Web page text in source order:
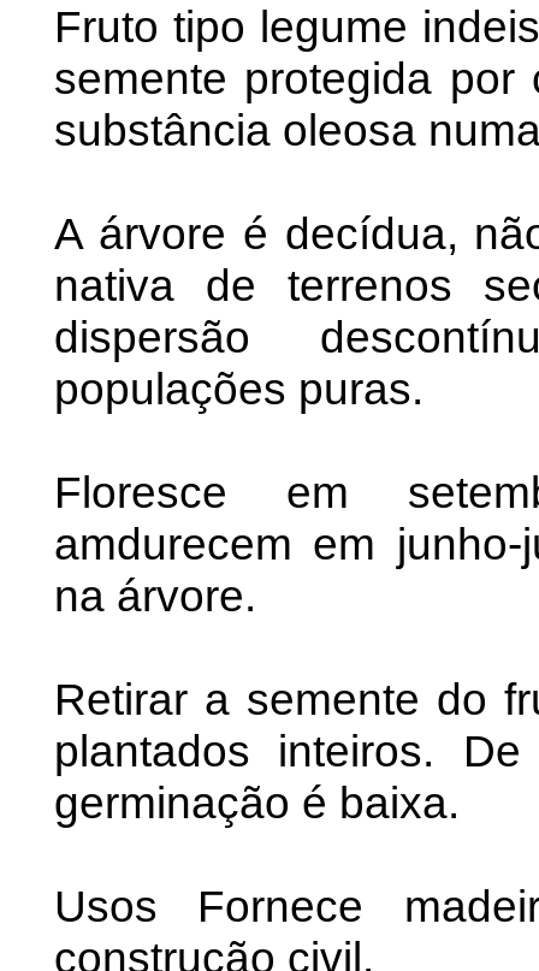
Fruto tipo legume
semente protegida
substância oleosa
A árvore é decídua,
nativa de terrenos
dispersão
populações puras.
Floresce em
amdurecem em
na árvore.
Retirar a semente do
plantados inteiros.
germinação é baixa.
Usos Fornece
construção civil.